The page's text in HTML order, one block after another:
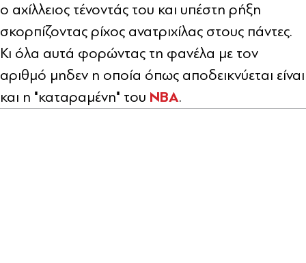
ο αχίλλειος τένοντάς του και υπέστη ρήξη
σκορπίζοντας ρίχος ανατριχίλας στους πάντες.
Κι όλα αυτά φορώντας τη φανέλα με τον
αριθμό μηδεν η οποία όπως αποδεικνύεται είναι
και η "καταραμένη" του NBA.